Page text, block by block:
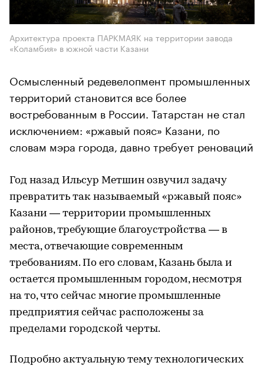
Архитектура проекта ПАРКМАЯК на территории завода
«Коламбия» в южной части Казани
Осмысленный редевелопмент промышленных
территорий становится все более
востребованным в России. Татарстан не стал
исключением: «ржавый пояс» Казани, по
словам мэра города, давно требует реноваций
Год назад Ильсур Метшин озвучил задачу
превратить так называемый «ржавый пояс»
Казани — территории промышленных
районов, требующие благоустройства — в
места, отвечающие современным
требованиям. По его словам, Казань была и
остается промышленным городом, несмотря
на то, что сейчас многие промышленные
предприятия сейчас расположены за
пределами городской черты.
Подробно актуальную тему технологических